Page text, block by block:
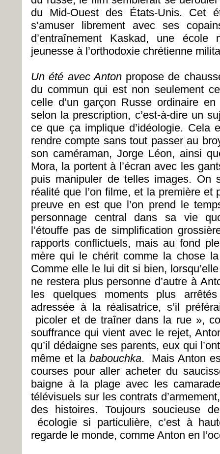
du Mid-Ouest des États-Unis. Cet
s’amuser librement avec ses
d’entraînement Kaskad, une
jeunesse à l’orthodoxie chrétienne
Un été avec Antonpropose de
du commun qui est non seulement
celle d’un garçon Russe ordinaire
selon la prescription, c’est-à-dire un
ce que ça implique d’idéologie. Cela
rendre compte sans tout passer au
son caméraman, Jorge Léon, ainsi
Mora, la portent à l’écran avec les
puis manipuler de telles images. On
réalité que l’on filme, et la première et
preuve en est que l’on prend le
personnage central dans sa vie
l’étouffe pas de simplification
rapports conflictuels, mais au fond
mère qui le chérit comme la chose
Comme elle le lui dit si bien,
ne restera plus personne d’autre à
les quelques moments plus
adressée à la réalisatrice, s’il
picoler et de traîner dans la rue »,
souffrance qui vient avec le rejet,
qu’il dédaigne ses parents, eux qui
même et la babouchka. Mais Anton
courses pour aller acheter du
baigne à la plage avec les
télévisuels sur les contrats
des histoires. Toujours soucieuse
écologie si particulière, c’est à
regarde le monde, comme Anton en